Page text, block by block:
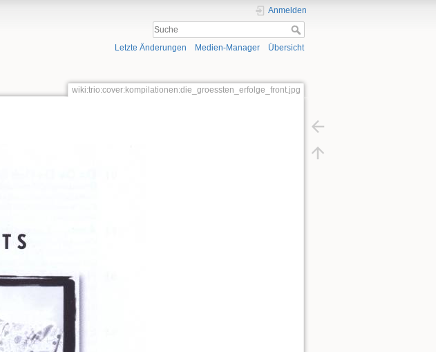
Anmelden
Letzte Änderungen Medien-Manager Übersicht
wiki:trio:cover:kompilationen:die_groessten_erfolge_front.jpg